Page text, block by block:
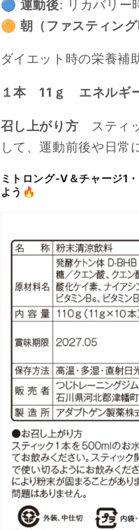
🔵 運動後: リカバリー
🟠 朝（ファスティング
ダイエット時の栄養補
１本 11ｇ エネル
召し上がり方 スティ
して、運動前後や日常
ミトロング-V＆チャージ1
よう 🔥